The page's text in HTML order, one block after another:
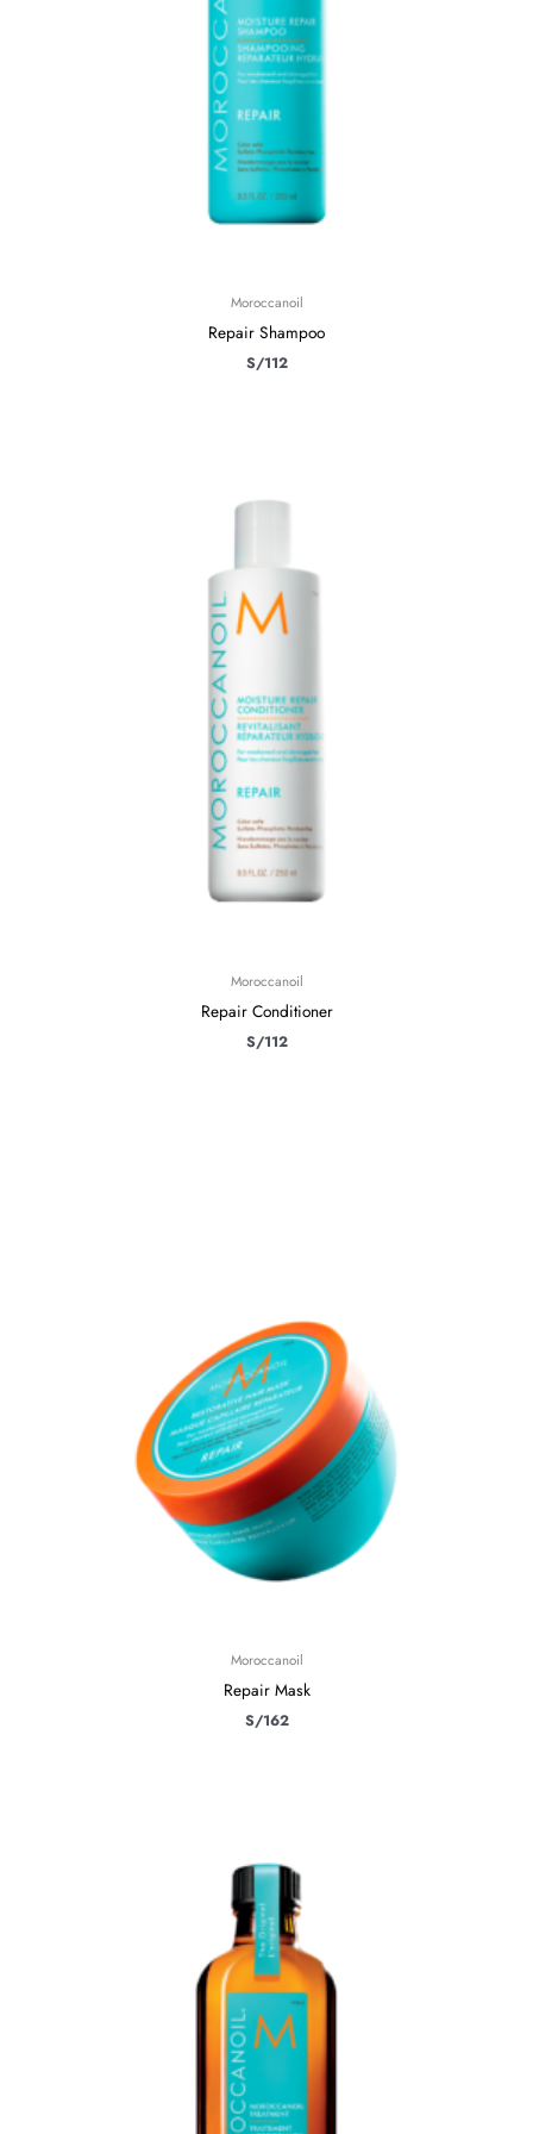
Moroccanoil
Repair Shampoo
S/112
Moroccanoil
Repair Conditioner
S/112
Moroccanoil
Repair Mask
S/162